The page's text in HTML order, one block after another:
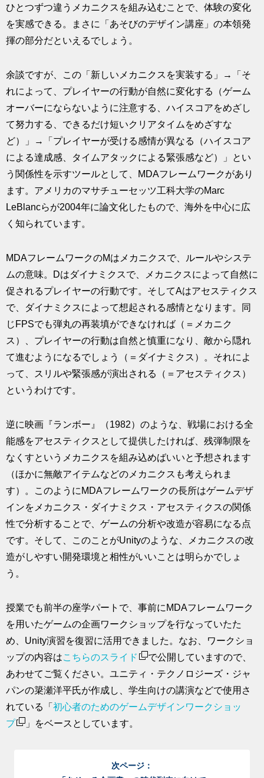
ひとつずつ違うメカニクスを組み込むことで、体験の変化
を実感できる。まさに「あそびのデザイン講座」の本領発
揮の部分だといえるでしょう。
余談ですが、この「新しいメカニクスを実装する」→「そ
れによって、プレイヤーの行動が自然に変化する（ゲーム
オーバーにならないように注意する、ハイスコアをめざし
て努力する、できるだけ短いクリアタイムをめざすな
ど）」→「プレイヤーが受ける感情が異なる（ハイスコア
による達成感、タイムアタックによる緊張感など）」とい
う関係性を示すツールとして、MDAフレームワークがあり
ます。アメリカのマサチューセッツ工科大学のMarc
LeBlancらが2004年に論文化したもので、海外を中心に広
く知られています。
MDAフレームワークのMはメカニクスで、ルールやシステ
ムの意味。Dはダイナミクスで、メカニクスによって自然に
促されるプレイヤーの行動です。そしてAはアセスティクス
で、ダイナミクスによって想起される感情となります。同
じFPSでも弾丸の再装填ができなければ（＝メカニク
ス）、プレイヤーの行動は自然と慎重になり、敵から隠れ
て進むようになるでしょう（＝ダイナミクス）。それによ
って、スリルや緊張感が演出される（＝アセスティクス）
というわけです。
逆に映画『ランボー』（1982）のような、戦場における全
能感をアセスティクスとして提供したければ、残弾制限を
なくすというメカニクスを組み込めばいいと予想されます
（ほかに無敵アイテムなどのメカニクスも考えられま
す）。このようにMDAフレームワークの長所はゲームデザ
インをメカニクス・ダイナミクス・アセスティクスの関係
性で分析することで、ゲームの分析や改造が容易になる点
です。そして、このことがUnityのような、メカニクスの改
造がしやすい開発環境と相性がいいことは明らかでしょ
う。
授業でも前半の座学パートで、事前にMDAフレームワーク
を用いたゲームの企画ワークショップを行なっていたた
め、Unity演習を復習に活用できました。なお、ワークショ
ップの内容はこちらのスライド
で公開していますので、
あわせてご覧ください。ユニティ・テクノロジーズ・ジャ
パンの簗瀬洋平氏が作成し、学生向けの講演などで使用さ
れている「 初心者のためのゲームデザインワークショッ
プ
」をベースとしています。
次ページ：